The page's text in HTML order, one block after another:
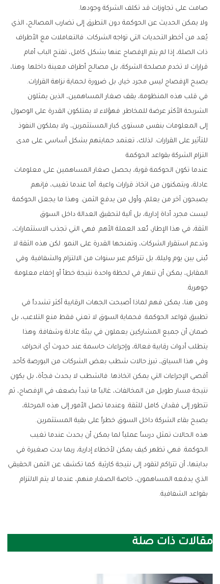
صامت على تجاوزات قد تكلف الشركة وجودها.
ولا يمكن الحديث عن الحوكمة دون التطرق إلى تضارب المصالح، الذي
يُعد من أخطر التحديات التي تواجه الشركات. فالتعاملات مع الأطراف
ذات الصلة، إذا لم يتم الإفصاح عنها بشكل كامل، تفتح الباب أمام
قرارات لا تخدم مصلحة الشركة، بل مصالح أطراف معينة داخلها. وهنا،
يصبح الإفصاح ليس مجرد خيار، بل ضرورة لحماية نزاهة القرارات.
في قلب هذه المنظومة، يقف صغار المساهمين، الذين يمثلون
الشريحة الأكثر عرضة للمخاطر. فهؤلاء لا يمتلكون القدرة على الوصول
إلى المعلومات بنفس مستوى كبار المستثمرين، ولا يملكون النفوذ
للتأثير على القرارات. لذلك، تعتمد حمايتهم بشكل أساسي على مدى
التزام الشركة بقواعد الحوكمة
عندما تكون الحوكمة قوية، يحصل صغار المساهمين على معلومات
عادلة، ويتمكنون من اتخاذ قرارات واعية. أما عندما تغيب، فإنهم
يصبحون آخر من يعلم، وأول من يدفع الثمن. وهذا ما يجعل الحوكمة
ليست مجرد أداة إدارية، بل آلية لتحقيق العدالة داخل السوق
الثقة، في هذا الإطار، تُعد العملة الأهم. فهي التي تجذب الاستثمارات،
وتدعم استقرار الشركات، وتمنحها القدرة على النمو. لكن هذه الثقة لا
تُبنى بين يوم وليلة، بل تتراكم عبر سنوات من الالتزام والشفافية. وفي
المقابل، يمكن أن تنهار في لحظة واحدة نتيجة خطأ أو إخفاء معلومة
جوهرية.
ومن هنا، يمكن فهم لماذا أصبحت الجهات الرقابية أكثر تشدداً في
تطبيق قواعد الحوكمة. فحماية السوق لا تعني فقط منع التلاعب، بل
ضمان أن جميع المشاركين يعملون في بيئة عادلة وشفافة. وهذا
يتطلب أدوات رقابية فعالة، وإجراءات حاسمة عند حدوث أي انحراف.
وفي هذا السياق، تبرز حالات شطب بعض الشركات من البورصة كأحد
أقصى الإجراءات التي يمكن اتخاذها. فالشطب لا يحدث فجأة، بل يكون
نتيجة مسار طويل من المخالفات، غالباً ما تبدأ بضعف في الإفصاح، ثم
تتطور إلى فقدان كامل للثقة. وعندما تصل الأمور إلى هذه المرحلة،
يصبح بقاء الشركة داخل السوق خطراً على بقية المستثمرين.
هذه الحالات تمثل درساً عملياً لما يمكن أن يحدث عندما تغيب
الحوكمة. فهي تظهر كيف يمكن لأخطاء إدارية، ربما بدت صغيرة في
بدايتها، أن تتراكم لتقود إلى نتيجة كارثية. كما تكشف عن الثمن الحقيقي
الذي يدفعه المساهمون، خاصة الصغار منهم، عندما لا يتم الالتزام
بقواعد الشفافية.
مقالات ذات صلة